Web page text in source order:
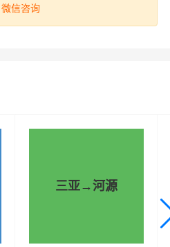
县货物运输更加安全、及时、
乡宁县的物流运输相关延伸服
运输仓储、末端派送等—站式
三亚→河源